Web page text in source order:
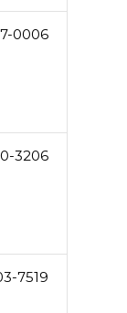
0006
3206
7519